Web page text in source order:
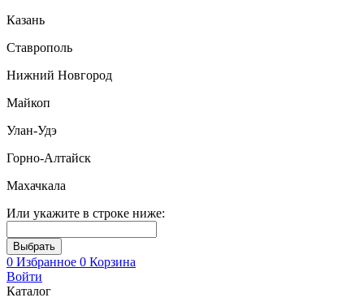
Казань
Ставрополь
Нижний Новгород
Майкоп
Улан-Удэ
Горно-Алтайск
Махачкала
Или укажите в строке ниже:
0 Избранное 0 Корзина
Войти
Каталог